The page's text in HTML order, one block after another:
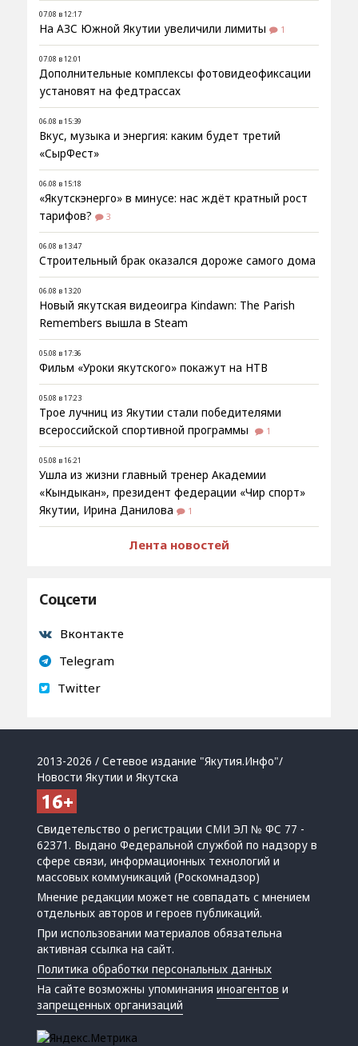
07.08 в 12:17
На АЗС Южной Якутии увеличили лимиты 1
07.08 в 12:01
Дополнительные комплексы фотовидеофиксации
установят на федтрассах
06.08 в 15:39
Вкус, музыка и энергия: каким будет третий
«СырФест»
06.08 в 15:18
«Якутскэнерго» в минусе: нас ждёт кратный рост
тарифов?
3
06.08 в 13:47
Строительный брак оказался дороже самого дома
06.08 в 13:20
Новый якутская видеоигра Kindawn: The Parish
Remembers вышла в Steam
05.08 в 17:36
Фильм «Уроки якутского» покажут на НТВ
05.08 в 17:23
Трое лучниц из Якутии стали победителями
всероссийской спортивной программы
1
05.08 в 16:21
Ушла из жизни главный тренер Академии
«Кындыкан», президент федерации «Чир спорт»
Якутии, Ирина Данилова
1
Лента новостей
Соцсети
Вконтакте
Telegram
Twitter
2013-2026 / Сетевое издание "Якутия.Инфо"/
Новости Якутии и Якутска
Свидетельство о регистрации СМИ ЭЛ № ФС 77 -
62371. Выдано Федеральной службой по надзору в
сфере связи, информационных технологий и
массовых коммуникаций (Роскомнадзор)
Мнение редакции может не совпадать с мнением
отдельных авторов и героев публикаций.
При использовании материалов обязательна
активная ссылка на сайт.
Политика обработки персональных данных
На сайте возможны упоминанияиноагентов и
запрещенных организаций